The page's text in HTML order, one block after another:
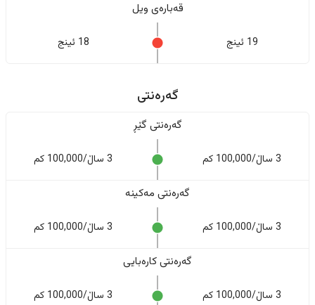
قەبارەی ویل
19 ئینج 18 ئینج
گەرەنتی
گەرەنتی گێڕ
3 ساڵ/100,000 کم 3 ساڵ/100,000 کم
گەرەنتی مەکینە
3 ساڵ/100,000 کم 3 ساڵ/100,000 کم
گەرەنتی کارەبایی
3 ساڵ/100,000 کم 3 ساڵ/100,000 کم